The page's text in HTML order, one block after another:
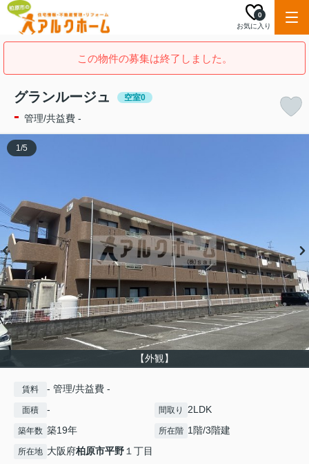
お気に入り
0
この物件の募集は終了しました。
グランルージュ 空室0
- 管理/共益費 -
【外観】
1/5
賃料 - 管理/共益費 -
面積 - 間取り 2LDK
築年数 築19年 所在階 1階/3階建
所在地 大阪府柏原市平野１丁目